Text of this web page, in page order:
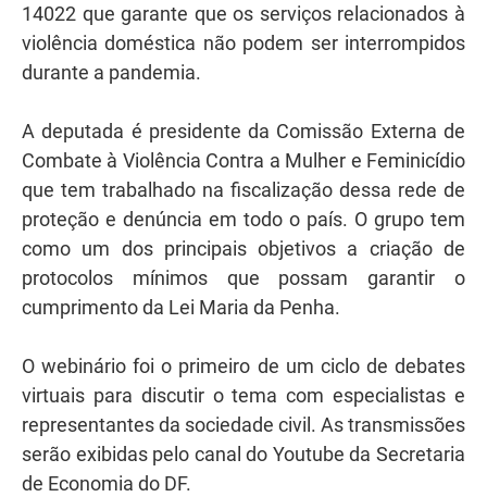
14022 que garante que os serviços relacionados à
violência doméstica não podem ser interrompidos
durante a pandemia.
A deputada é presidente da Comissão Externa de
Combate à Violência Contra a Mulher e Feminicídio
que tem trabalhado na fiscalização dessa rede de
proteção e denúncia em todo o país. O grupo tem
como um dos principais objetivos a criação de
protocolos mínimos que possam garantir o
cumprimento da Lei Maria da Penha.
O webinário foi o primeiro de um ciclo de debates
virtuais para discutir o tema com especialistas e
representantes da sociedade civil. As transmissões
serão exibidas pelo canal do Youtube da Secretaria
de Economia do DF.